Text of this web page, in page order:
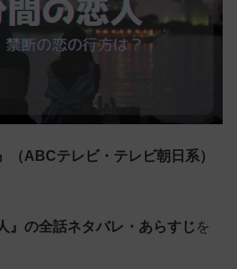
（ABCテレビ・テレビ朝日系）
』の全話ネタバレ・あらすじ を